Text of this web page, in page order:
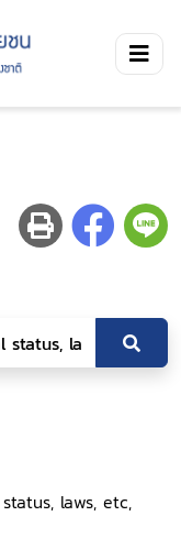
laws, etc,